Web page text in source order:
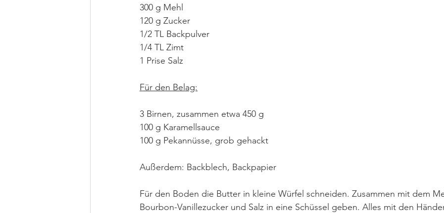
300 g Mehl
120 g Zucker
1/2 TL Backpulver
1/4 TL Zimt
1 Prise Salz
Für den Belag:
3 Birnen, zusammen etwa 450 g
100 g Karamellsauce
100 g Pekannüsse, grob gehackt
Außerdem: Backblech, Backpapier
Für den Boden die Butter in kleine Würfel schneiden. Zusammen mit dem
Bourbon-Vanillezucker und Salz in eine Schüssel geben. Alles mit den